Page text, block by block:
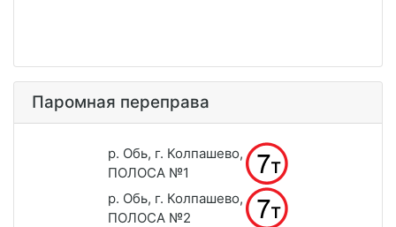
Паромная переправа
р. Обь, г. Колпашево,
ПОЛОСА №1
р. Обь, г. Колпашево,
ПОЛОСА №2